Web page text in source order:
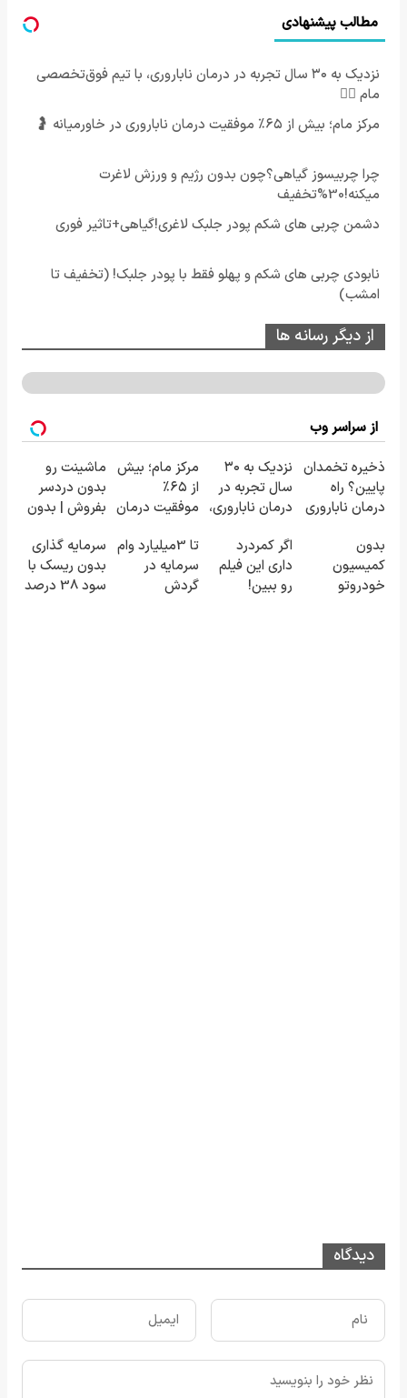
مطالب پیشنهادی
نزدیک به ۳۰ سال تجربه در درمان ناباروری، با تیم فوق‌تخصصی
مام 👩‍⚕️
مرکز مام؛ بیش از ۶۵٪ موفقیت درمان ناباروری در خاورمیانه 🤰
چرا چربیسوز گیاهی؟چون بدون رژیم و ورزش لاغرت
میکنه!30%تخفیف
دشمن چربی های شکم پودر جلبک لاغری!گیاهی+تاثیر فوری
نابودی چربی های شکم و پهلو فقط با پودر جلبک! (تخفیف تا
امشب)
از دیگر رسانه ها
از سراسر وب
ذخیره تخمدان
پایین؟ راه
درمان ناباروری
است 🌱
نزدیک به ۳۰
سال تجربه در
درمان ناباروری،
فوق‌تخصصی
مام 👩‍⚕️
مرکز مام؛ بیش
از ۶۵٪
موفقیت درمان
خاورمیانه 🤰
ماشینت رو
بدون دردسر
بفروش | بدون
بدون
کمیسیون
خودروتو
اگر کمردرد
داری این فیلم
رو ببین!
تا 3میلیارد وام
سرمایه در
گردش
سرمایه گذاری
بدون ریسک با
سود 38 درصد
دیدگاه